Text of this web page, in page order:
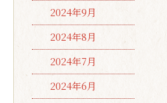
2024年9月
2024年8月
2024年7月
2024年6月